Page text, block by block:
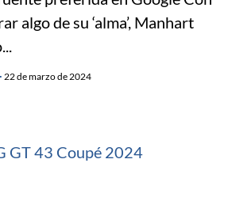
algo de su ‘alma’, Manhart
22 de marzo de 2024